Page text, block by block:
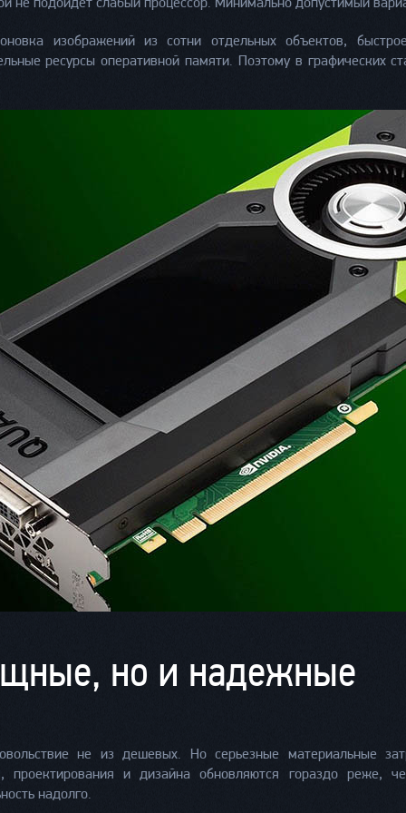
не подойдет слабый процессор. Минимально допустимый
изображений из сотни отдельных объектов,
ресурсы оперативной памяти. Поэтому в графических
но и надежные
не из дешевых. Но серьезные материальные
проектирования и дизайна обновляются гораздо реже,
надолго.